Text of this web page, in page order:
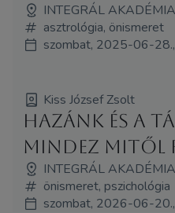
INTEGRÁL AKADÉMIA
asztrológia, önismeret
szombat, 2025-06-
Kiss József Zsolt
Hazánk és a
mindez mitől
INTEGRÁL AKADÉMIA
önismeret, pszichológia
szombat, 2026-06-